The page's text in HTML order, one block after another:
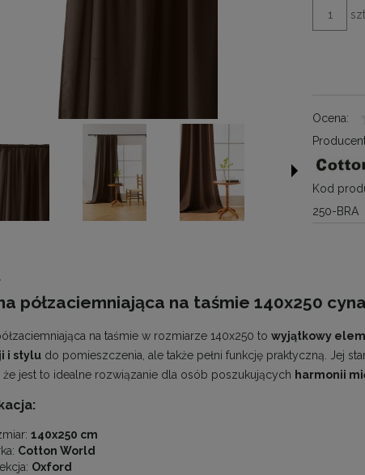
Ocena:
Kod
250-BRA
półzaciemniająca na taśmie 140x250
na taśmie w rozmiarze 140x250 to wyjątkowy
i stylu do pomieszczenia, ale także pełni funkcję praktyczną. Jej
że jest to idealne rozwiązanie dla osób poszukujących harmonii
140x250 cm
Cotton World
Oxford